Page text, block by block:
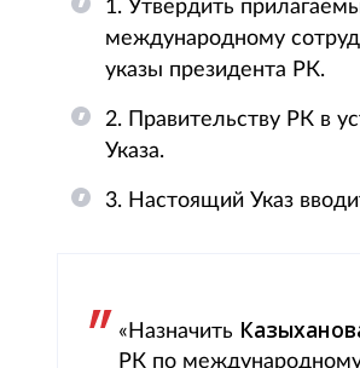
1. Утвердить
международному
указы президента РК.
2. Правительству РК в
Указа.
3. Настоящий Указ
«Назначить
РК по международному